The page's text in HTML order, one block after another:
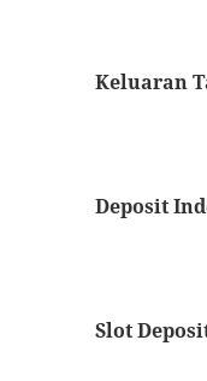
Keluaran
Deposit
Slot